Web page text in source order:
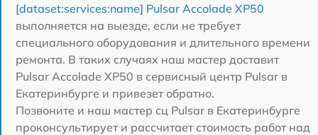
[dataset:services:name] Pulsar Accolade XP50
выполняется на выезде, если не требует
специального оборудования и длительного времени
ремонта. В таких случаях наш мастер доставит
Pulsar Accolade XP50 в сервисный центр Pulsar в
Екатеринбурге и привезет обратно.
Позвоните и наш мастер сц Pulsar в Екатеринбурге
проконсультирует и рассчитает стоимость работ над